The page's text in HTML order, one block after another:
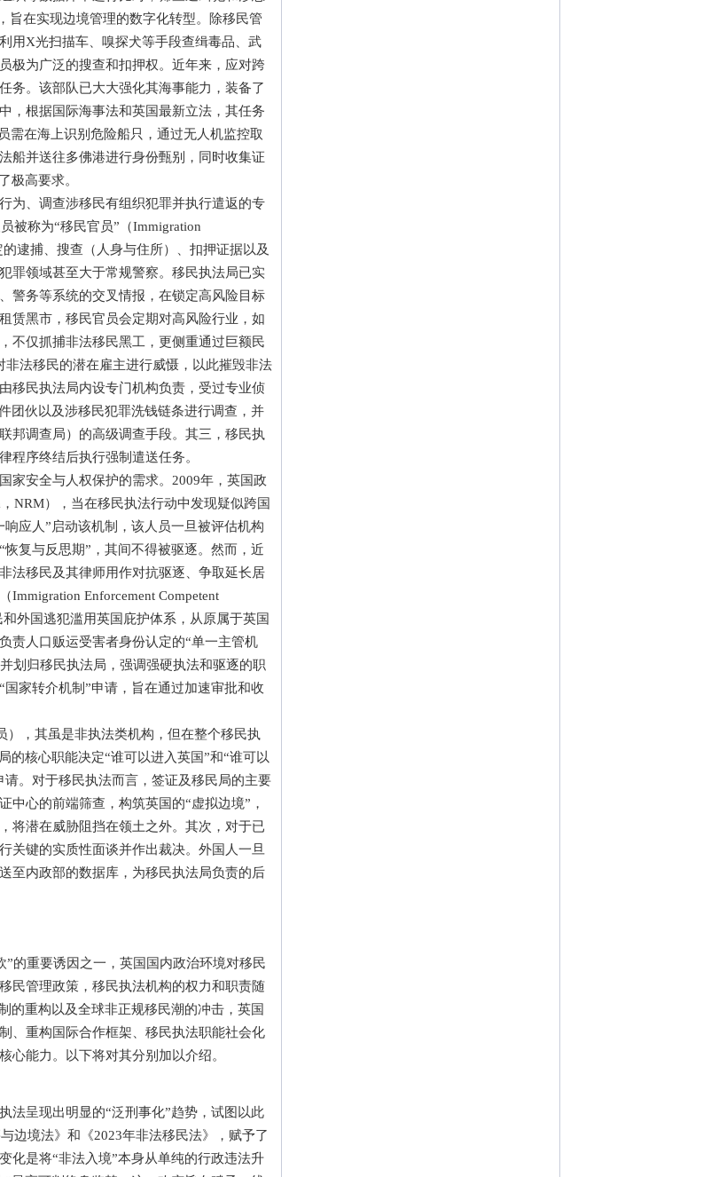
旨在实现边境管理的数字化转型。除移民管
用X光扫描车、嗅探犬等手段查缉毒品、武
极为广泛的搜查和扣押权。近年来，应对跨
务。该部队已大大强化其海事能力，装备了
，根据国际海事法和英国最新立法，其任务
需在海上识别危险船只，通过无人机监控取
船并送往多佛港进行身份甄别，同时收集证
极高要求。
、调查涉移民有组织犯罪并执行遣返的专
被称为“移民官员”（Immigration
逮捕、搜查（人身与住所）、扣押证据以及
罪领域甚至大于常规警察。移民执法局已实
警务等系统的交叉情报，在锁定高风险目标
赁黑市，移民官员会定期对高风险行业，如
不仅抓捕非法移民黑工，更侧重通过巨额民
法移民的潜在雇主进行威慑，以此摧毁非法
移民执法局内设专门机构负责，受过专业侦
团伙以及涉移民犯罪洗钱链条进行调查，并
邦调查局）的高级调查手段。其三，移民执
程序终结后执行强制遣送任务。
安全与人权保护的需求。2009年，英国政
NRM），当在移民执法行动中发现疑似跨国
应人”启动该机制，该人员一旦被评估机构
复与反思期”，其间不得被驱逐。然而，近
法移民及其律师用作对抗驱逐、争取延长居
Enforcement Competent
外国逃犯滥用英国庇护体系，从原属于英国
责人口贩运受害者身份认定的“单一主管机
划归移民执法局，强调强硬执法和驱逐的职
家转介机制”申请，旨在通过加速审批和收
，其虽是非执法类机构，但在整个移民执
的核心职能决定“谁可以进入英国”和“谁可以
。对于移民执法而言，签证及移民局的主要
心的前端筛查，构筑英国的“虚拟边境”，
将潜在威胁阻挡在领土之外。其次，对于已
关键的实质性面谈并作出裁决。外国人一旦
至内政部的数据库，为移民执法局负责的后
重要诱因之一，英国国内政治环境对移民
民管理政策，移民执法机构的权力和职责随
的重构以及全球非正规移民潮的冲击，英国
、重构国际合作框架、移民执法职能社会化
心能力。以下将对其分别加以介绍。
呈现出明显的“泛刑事化”趋势，试图以此
边境法》和《2023年非法移民法》，赋予了
化是将“非法入境”本身从单纯的行政违法升